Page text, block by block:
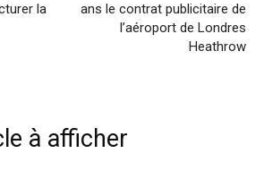
la
ans le contrat publicitaire de
l’aéroport de Londres
Heathrow
à afficher